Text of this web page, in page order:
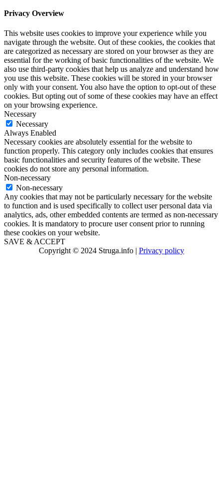
Privacy Overview
This website uses cookies to improve your experience while you
navigate through the website. Out of these cookies, the cookies that
are categorized as necessary are stored on your browser as they are
essential for the working of basic functionalities of the website. We
also use third-party cookies that help us analyze and understand how
you use this website. These cookies will be stored in your browser
only with your consent. You also have the option to opt-out of these
cookies. But opting out of some of these cookies may have an effect
on your browsing experience.
Necessary
Necessary
Always Enabled
Necessary cookies are absolutely essential for the website to
function properly. This category only includes cookies that ensures
basic functionalities and security features of the website. These
cookies do not store any personal information.
Non-necessary
Non-necessary
Any cookies that may not be particularly necessary for the website
to function and is used specifically to collect user personal data via
analytics, ads, other embedded contents are termed as non-necessary
cookies. It is mandatory to procure user consent prior to running
these cookies on your website.
SAVE & ACCEPT
Copyright © 2024 Struga.info | Privacy policy